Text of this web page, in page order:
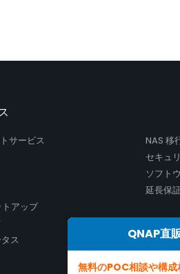
サービス
アップ
ス
NAS 移
セキュ
ソフト
延長保
QNAP直
無料のPOC相談や構